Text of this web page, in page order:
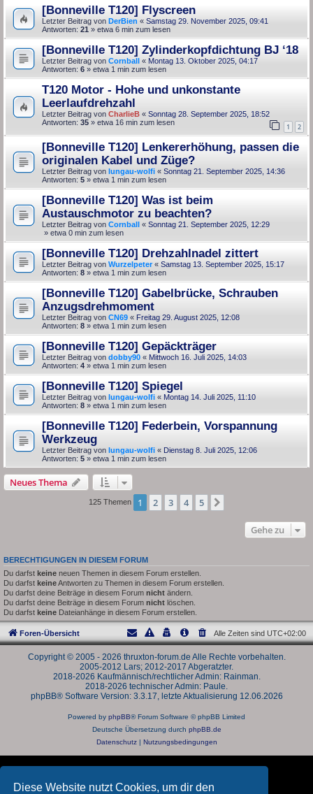
Diese Website nutzt Cookies, um dir den
[Bonneville T120] Flyscreen
Letzter Beitrag von DerBien « Samstag 29. November 2025, 09:41
Antworten: 21 » etwa 6 min zum lesen
[Bonneville T120] Zylinderkopfdichtung BJ ‘18
Letzter Beitrag von Cornball « Montag 13. Oktober 2025, 04:17
Antworten: 6 » etwa 1 min zum lesen
T120 Motor - Hohe und unkonstante
Leerlaufdrehzahl
Letzter Beitrag von CharlieB « Sonntag 28. September 2025, 18:52
Antworten: 35 1 2
» etwa 16 min zum lesen
[Bonneville T120] Lenkererhöhung, passen die
originalen Kabel und Züge?
Letzter Beitrag von lungau-wolfi « Sonntag 21. September 2025, 14:36
Antworten: 5 » etwa 1 min zum lesen
[Bonneville T120] Was ist beim
Austauschmotor zu beachten?
Letzter Beitrag von Cornball « Sonntag 21. September 2025, 12:29
» etwa 0 min zum lesen
[Bonneville T120] Drehzahlnadel zittert
Letzter Beitrag von Wurzelpeter« Samstag 13. September 2025, 15:17
Antworten: 8 » etwa 1 min zum lesen
[Bonneville T120] Gabelbrücke, Schrauben
Anzugsdrehmoment
Letzter Beitrag von CN69 « Freitag 29. August 2025, 12:08
Antworten: 8 » etwa 1 min zum lesen
[Bonneville T120] Gepäckträger
Letzter Beitrag von dobby90 « Mittwoch 16. Juli 2025, 14:03
Antworten: 4 » etwa 1 min zum lesen
[Bonneville T120] Spiegel
Letzter Beitrag von lungau-wolfi « Montag 14. Juli 2025, 11:10
Antworten: 8 » etwa 1 min zum lesen
[Bonneville T120] Federbein, Vorspannung
Werkzeug
Letzter Beitrag von lungau-wolfi « Dienstag 8. Juli 2025, 12:06
Antworten: 5 » etwa 1 min zum lesen
Neues Thema
125 Themen 1 2 3 4 5
Gehe zu
BERECHTIGUNGEN IN DIESEM FORUM
Du darfst keine neuen Themen in diesem Forum erstellen.
Du darfst keineAntworten zu Themen in diesem Forum erstellen.
Du darfst deine Beiträge in diesem Forum nicht ändern.
Du darfst deine Beiträge in diesem Forum nicht löschen.
Du darfst keine Dateianhänge in diesem Forum erstellen.
Foren-Übersicht Alle Zeiten sind UTC+02:00
Copyright © 2005 - 2026 thruxton-forum.de Alle Rechte vorbehalten.
2005-2012 Lars; 2012-2017 Abgeratzter.
2018-2026 Kaufmännisch/rechtlicher Admin: Rainman.
2018-2026 technischer Admin: Paule.
phpBB® Software Version: 3.3.17, letzte Aktualisierung 12.06.2026
Powered by phpBB® Forum Software © phpBB Limited
Deutsche Übersetzung durch phpBB.de
Datenschutz| Nutzungsbedingungen